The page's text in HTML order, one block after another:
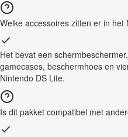
Welke accessoires zitten er in het
Het bevat een
gamecases, beschermhoes en
Nintendo DS Lite.
Is dit pakket compatibel met